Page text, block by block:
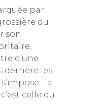
par
du
son
d’une
derrière les
: la
celle du